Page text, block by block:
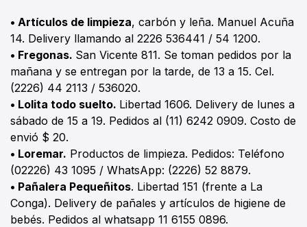
• Artículos de limpieza, carbón y leña. Manuel Acuña
14. Delivery llamando al 2226 536441 / 54 1200.
• Fregonas. San Vicente 811. Se toman pedidos por la
mañana y se entregan por la tarde, de 13 a 15. Cel.
(2226) 44 2113 / 536020.
• Lolita todo suelto. Libertad 1606. Delivery de lunes a
sábado de 15 a 19. Pedidos al (11) 6242 0909. Costo de
envió $ 20.
• Loremar. Productos de limpieza. Pedidos: Teléfono
(02226) 43 1095 / WhatsApp: (2226) 52 8879.
• Pañalera Pequeñitos. Libertad 151 (frente a La
Conga). Delivery de pañales y artículos de higiene de
bebés. Pedidos al whatsapp 11 6155 0896.